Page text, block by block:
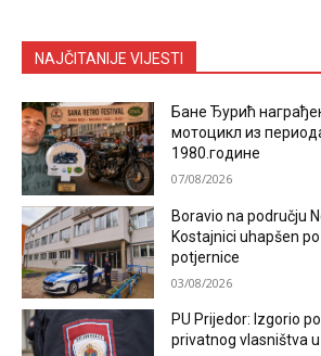
NAJČITANIJE VIJESTI
Бане Ђурић
мотоцикл из
1980.године
07/08/2026
Boravio na području
Kostajnici uhapšen
potjernice
03/08/2026
PU Prijedor: Izgorio
privatnog vlasništva